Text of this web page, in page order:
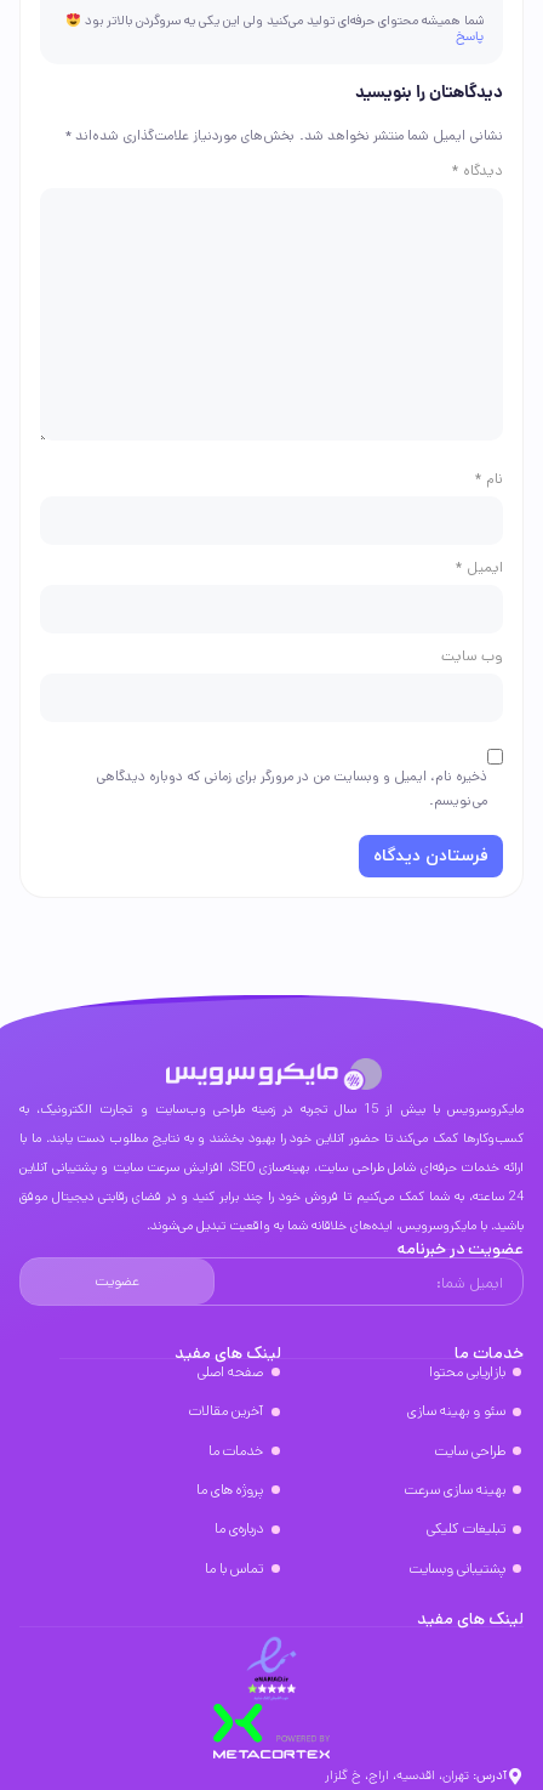
شما همیشه محتوای حرفه‌ای تولید می‌کنید ولی این یکی یه سروگردن بالاتر بود
پاسخ
دیدگاهتان را بنویسید
نشانی ایمیل شما منتشر نخواهد شد. بخش‌های موردنیاز علامت‌گذاری شده‌اند*
دیدگاه *
نام *
ایمیل *
وب‌ سایت
ذخیره نام، ایمیل و وبسایت من در مرورگر برای زمانی که دوباره دیدگاهی
می‌نویسم.
مایکروسرویس با بیش از 15 سال تجربه در زمینه طراحی وب‌سایت و تجارت الکترونیک، به
کسب‌وکارها کمک می‌کند تا حضور آنلاین خود را بهبود بخشند و به نتایج مطلوب دست یابند. ما با
ارائه خدمات حرفه‌ای شامل طراحی سایت، بهینه‌سازی SEO، افزایش سرعت سایت و پشتیبانی آنلاین
24 ساعته، به شما کمک می‌کنیم تا فروش خود را چند برابر کنید و در فضای رقابتی دیجیتال موفق
باشید. با مایکروسرویس، ایده‌های خلاقانه شما به واقعیت تبدیل می‌شوند.
عضویت در خبرنامه
عضویت
خدمات ما
بازاریابی محتوا
سئو و بهینه سازی
طراحی سایت
بهینه سازی سرعت
تبلیغات کلیکی
پشتیبانی وبسایت
لینک های مفید
صفحه اصلی
آخرین مقالات
خدمات ما
پروژه های ما
درباره‌ی ما
تماس با ما
لینک های مفید
آدرس: تهران، اقدسیه، اراج، خ گلزار